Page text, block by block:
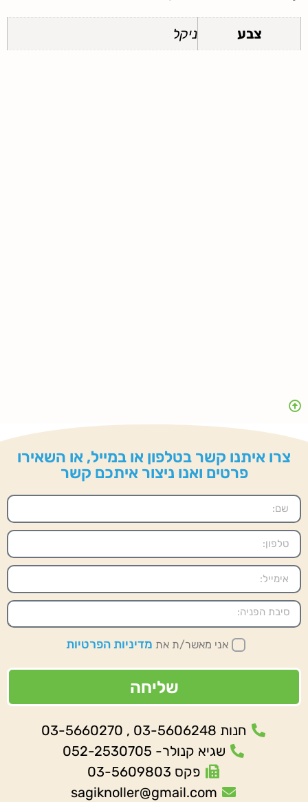
צבע ניקל
צרו איתנו קשר בטלפון או במייל, או השאירו
פרטים ואנו ניצור איתכם קשר
אני מאשר/ת את מדיניות הפרטיות
שליחה
חנות 03-5606248 , 03-5660270
שגיא קנולר- 052-2530705
פקס 03-5609803
sagiknoller@gmail.com